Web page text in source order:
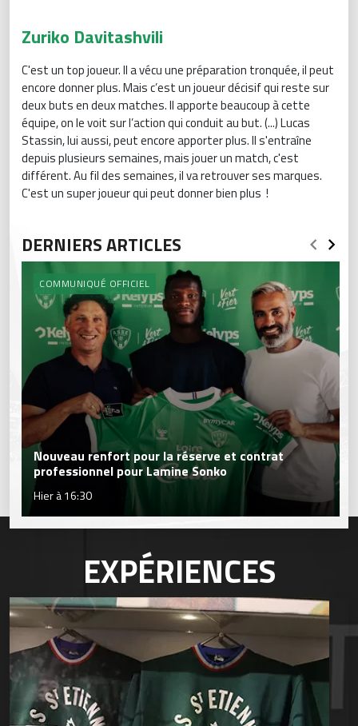
Zuriko Davitashvili
C'est un top joueur. Il a vécu une préparation tronquée, il peut
encore donner plus. Mais c’est un joueur décisif qui reste sur
deux buts en deux matches. Il apporte beaucoup à cette
équipe, on le voit sur l’action qui conduit au but. (...) Lucas
Stassin, lui aussi, peut encore apporter plus. Il s'entraîne
depuis plusieurs semaines, mais jouer un match, c'est
différent. Au fil des semaines, il va retrouver ses marques.
C'est un super joueur qui peut donner bien plus !
DERNIERS ARTICLES
COMMUNIQUÉ OFFICIEL
Nouveau renfort pour la réserve et contrat
professionnel pour Lamine Sonko
Hier à 16:30
EXPÉRIENCES